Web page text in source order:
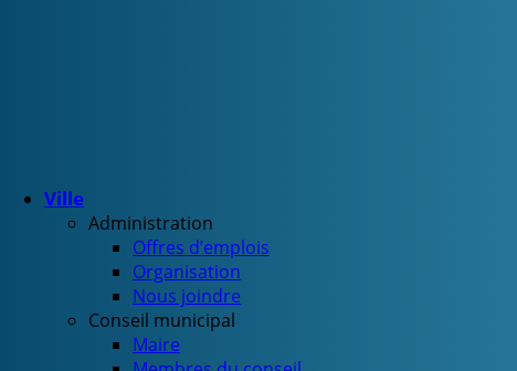
Ville
Administration
Offres d’emplois
Organisation
Nous joindre
Conseil municipal
Maire